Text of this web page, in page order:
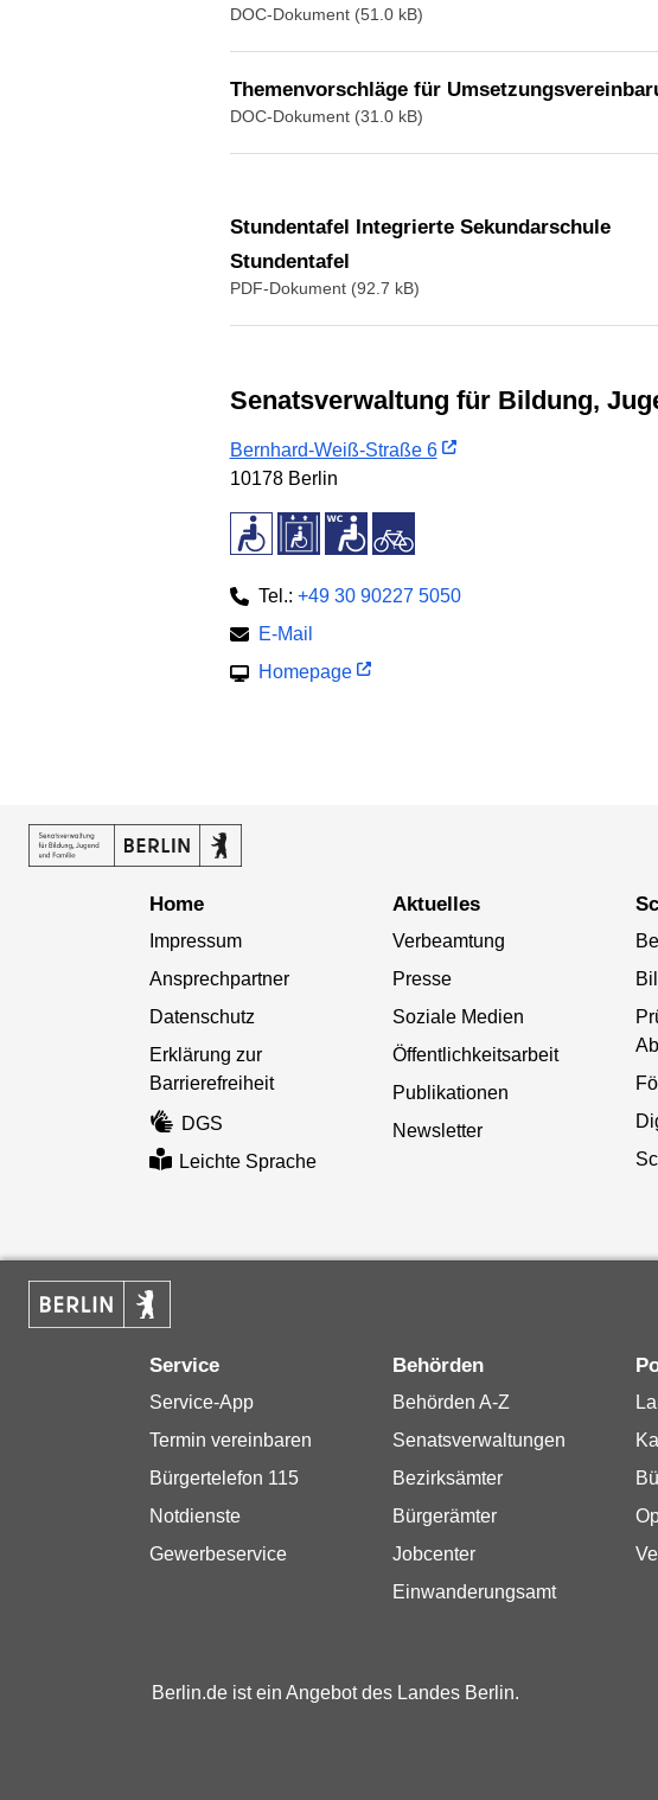
DOC-Dokument (51.0 kB)
Themenvorschläge für
DOC-Dokument (31.0 kB)
Stundentafel Integrierte Sekundarschule
Stundentafel
PDF-Dokument (92.7 kB)
Senatsverwaltung für Bildung,
Bernhard-Weiß-Straße 6
10178 Berlin
Tel.: +49 30 90227 5050
E-Mail
Homepage
Home
Impressum
Ansprechpartner
Datenschutz
Erklärung zur
Barrierefreiheit
DGS
Leichte Sprache
Aktuelles
Verbeamtung
Presse
Soziale Medien
Öffentlichkeitsarbeit
Publikationen
Newsletter
Service
Service-App
Termin vereinbaren
Bürgertelefon 115
Notdienste
Gewerbeservice
Behörden
Behörden A-Z
Senatsverwaltungen
Bezirksämter
Bürgerämter
Jobcenter
Einwanderungsamt
Berlin.de ist ein Angebot des Landes Berlin.